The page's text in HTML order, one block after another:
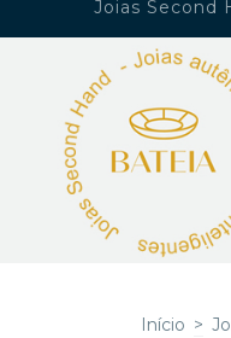
Joias Second
Início >